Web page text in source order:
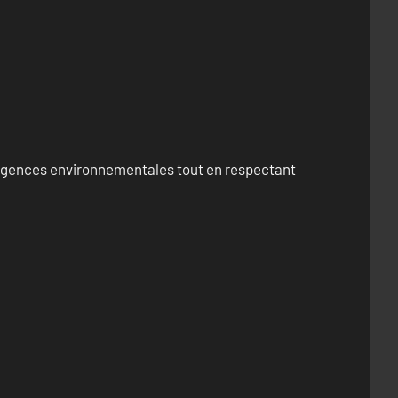
environnementales tout en respectant